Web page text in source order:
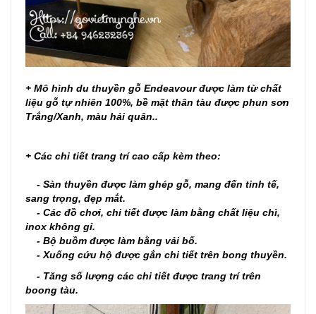
+ Mô hình du thuyền gỗ Endeavour được làm từ chất
liệu gỗ tự nhiên 100%, bề mặt thân tàu được phun sơn
Trắng/Xanh, màu hải quân..
+ Các chi tiết trang trí cao cấp kèm theo:
- Sàn thuyền được làm ghép gỗ, mang đến tinh tế,
sang trọng, đẹp mắt.
- Các đồ chơi, chi tiết được làm bằng chất liệu chì,
inox không gỉ.
- Bộ buồm được làm bằng vải bố.
- Xuống cứu hộ được gắn chi tiết trên bong thuyền.
- Tăng số lượng các chi tiết được trang trí trên
boong tàu.